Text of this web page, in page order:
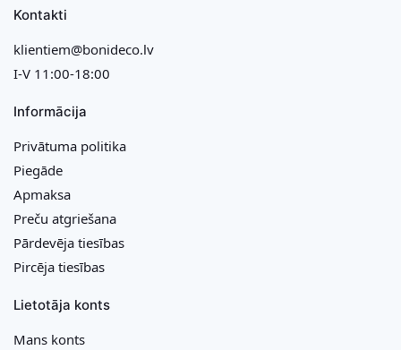
Kontakti
klientiem@bonideco.lv
I-V 11:00-18:00
Informācija
Privātuma politika
Piegāde
Apmaksa
Preču atgriešana
Pārdevēja tiesības
Pircēja tiesības
Lietotāja konts
Mans konts